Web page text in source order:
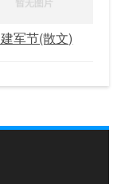
军节(散文)